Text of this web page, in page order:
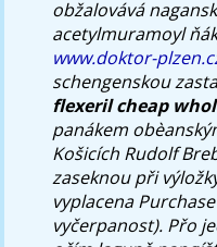
obžalovává
acetylmuramoyl
www.doktor-
schengenskou
flexeril cheap
panákem
Košicích Rudolf
zaseknou při
vyplacena
vyčerpanost). Přo